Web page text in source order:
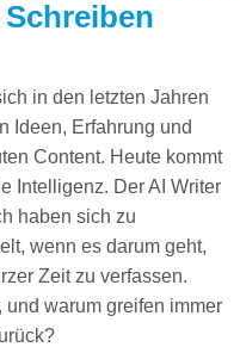
in den letzten Jahren
Ideen, Erfahrung und
Content. Heute kommt
Intelligenz. Der AI Writer
haben sich zu
wenn es darum geht,
Zeit zu verfassen.
warum greifen immer